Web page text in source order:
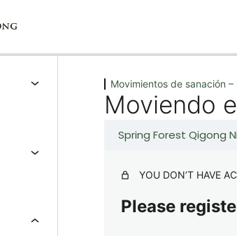
Movimientos de sanación
Moviendo
Spring Forest Qigong
YOU DON’T HAVE
Please